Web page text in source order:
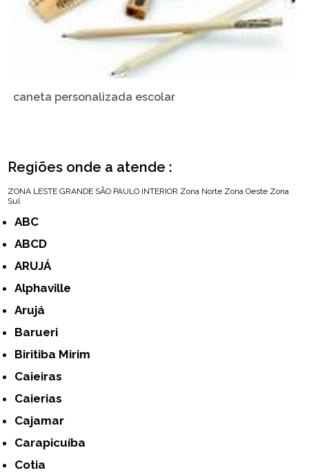
caneta personalizada escolar
Regiões onde a atende :
ZONA LESTE GRANDE SÃO PAULO INTERIOR Zona Norte Zona Oeste Zona
Sul
ABC
ABCD
ARUJÁ
Alphaville
Arujá
Barueri
Biritiba Mirim
Caieiras
Caierias
Cajamar
Carapicuíba
Cotia